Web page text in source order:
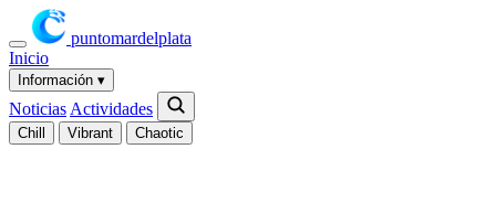
puntomardelplata
Inicio
Información ▾
Noticias Actividades
Chill Vibrant Chaotic